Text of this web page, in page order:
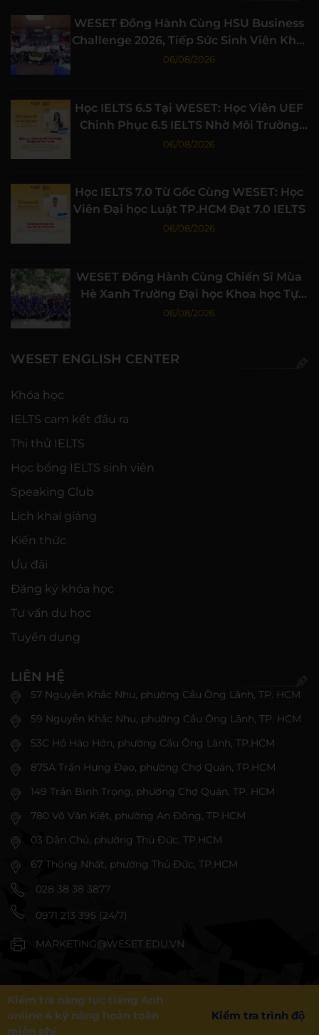
WESET Đồng Hành Cùng HSU Business
Challenge 2026, Tiếp Sức Sinh Viên Khởi
Nghiệp
06/08/2026
Học IELTS 6.5 Tại WESET: Học Viên UEF
Chinh Phục 6.5 IELTS Nhờ Môi Trường
Học Tập Chất Lượng
06/08/2026
Học IELTS 7.0 Từ Gốc Cùng WESET: Học
Viên Đại học Luật TP.HCM Đạt 7.0 IELTS
06/08/2026
WESET Đồng Hành Cùng Chiến Sĩ Mùa
Hè Xanh Trường Đại học Khoa học Tự
nhiên, ĐHQG-HCM
06/08/2026
WESET ENGLISH CENTER
Khóa học
IELTS cam kết đầu ra
Thi thử IELTS
Học bổng IELTS sinh viên
Speaking Club
Lịch khai giảng
Kiến thức
Ưu đãi
Đăng ký khóa học
Tư vấn du học
Tuyển dụng
LIÊN HỆ
57 Nguyễn Khắc Nhu, phường Cầu Ông Lãnh, TP. HCM
59 Nguyễn Khắc Nhu, phường Cầu Ông Lãnh, TP. HCM
53C Hồ Hảo Hớn, phường Cầu Ông Lãnh, TP.HCM
875A Trần Hưng Đạo, phường Chợ Quán, TP.HCM
149 Trần Bình Trọng, phường Chợ Quán, TP. HCM
780 Võ Văn Kiệt, phường An Đông, TP.HCM
03 Dân Chủ, phường Thủ Đức, TP.HCM
67 Thống Nhất, phường Thủ Đức, TP.HCM
028 38 38 3877
0971 213 395 (24/7)
MARKETING@WESET.EDU.VN
Kiểm tra năng lực tiếng Anh
online 4 kỹ năng hoàn toàn
miễn phí
Kiểm tra trình độ